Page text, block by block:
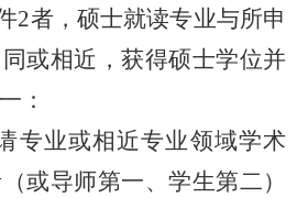
2者，硕士就读专业与所申
或相近，获得硕士学位并
：
专业或相近专业领域学术
或导师第一、学生第二）